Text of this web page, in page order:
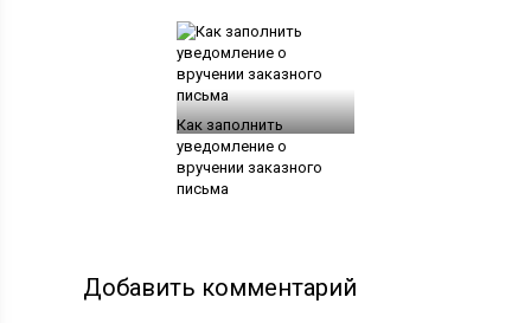
Как заполнить
уведомление о
вручении заказного
письма
Добавить комментарий